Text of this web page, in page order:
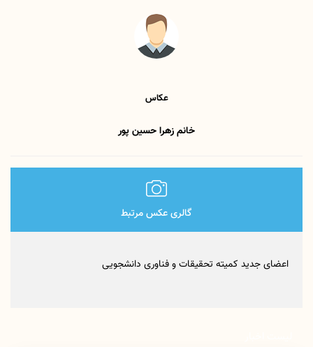
عکاس
خانم زهرا حسین پور
گالری عکس مرتبط
اعضای جدید کمیته تحقیقات و فناوری دانشجویی